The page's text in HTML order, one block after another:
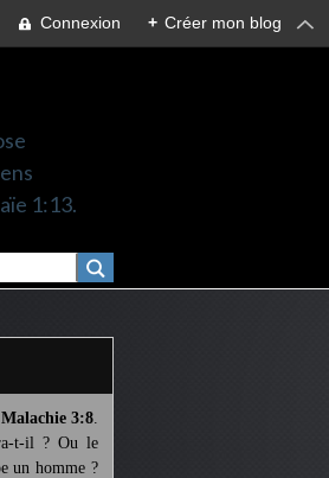
Connexion + Créer mon blog
1:13.
Malachie 3:8.
t-il ? Ou le
un homme ?